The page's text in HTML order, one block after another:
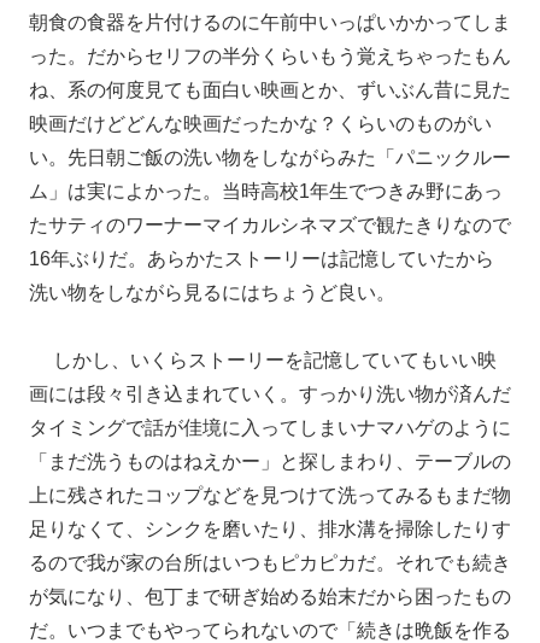
朝食の食器を片付けるのに午前中いっぱいかかってしま
った。だからセリフの半分くらいもう覚えちゃったもん
ね、系の何度見ても面白い映画とか、ずいぶん昔に見た
映画だけどどんな映画だったかな？くらいのものがい
い。先日朝ご飯の洗い物をしながらみた「パニックルー
ム」は実によかった。当時高校1年生でつきみ野にあっ
たサティのワーナーマイカルシネマズで観たきりなので
16年ぶりだ。あらかたストーリーは記憶していたから
洗い物をしながら見るにはちょうど良い。
しかし、いくらストーリーを記憶していてもいい映
画には段々引き込まれていく。すっかり洗い物が済んだ
タイミングで話が佳境に入ってしまいナマハゲのように
「まだ洗うものはねえかー」と探しまわり、テーブルの
上に残されたコップなどを見つけて洗ってみるもまだ物
足りなくて、シンクを磨いたり、排水溝を掃除したりす
るので我が家の台所はいつもピカピカだ。それでも続き
が気になり、包丁まで研ぎ始める始末だから困ったもの
だ。いつまでもやってられないので「続きは晩飯を作る